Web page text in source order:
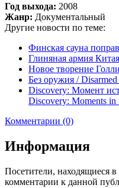
Год выхода: 2008
Жанр: Документальный
Другие новости по теме:
Финская сауна
Глиняная армия
Новое творение
Без оружия /
Discovery: Момент
Discovery: Moments in
Комментарии (0)
Информация
Посетители, находящиеся в
комментарии к данной